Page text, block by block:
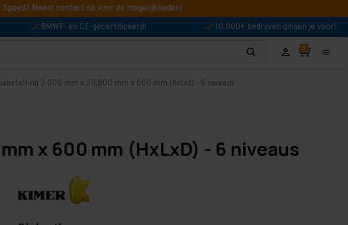
Neem contact op voor de mogelijkheden!
BMWT- en CE-gecertificeerd! 10.000+ bedrijven gingen je voor!
3.000 mm x 20.800 mm x 600 mm (hxlxd) - 6 niveaus
x 600 mm (HxLxD) - 6 niveaus